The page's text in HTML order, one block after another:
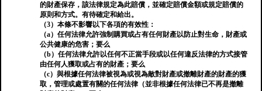
的財產保存，該法律規定為此賠償，並確定賠償金額或規定賠償的
原則和方式。有待確定和給出。
（3）本條不影響以下各項的有效性：
（a）任何法律允許強制購買或占有任何財產以防止對生命，財產或
公共健康的危害；要么
（b）任何法律允許以任何不正當手段或以任何違反法律的方式接管
由任何人獲取或占有的財產；要么
（c）與根據任何法律被視為或視為敵對財產或撤離財產的財產的獲
取，管理或處置有關的任何法律（並非根據任何法律已不再是撤離